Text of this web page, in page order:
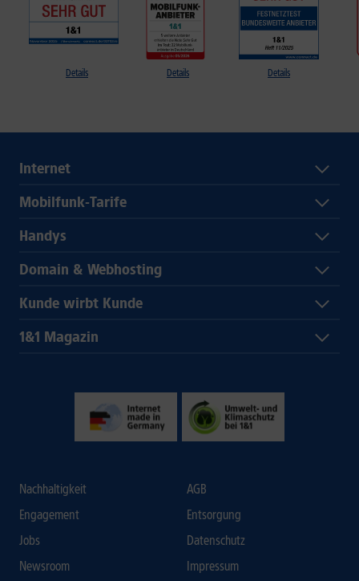
Details Details Details
Internet
Mobilfunk-Tarife
Handys
Domain & Webhosting
Kunde wirbt Kunde
1&1 Magazin
Nachhaltigkeit
Engagement
Jobs
Newsroom
AGB
Entsorgung
Datenschutz
Impressum